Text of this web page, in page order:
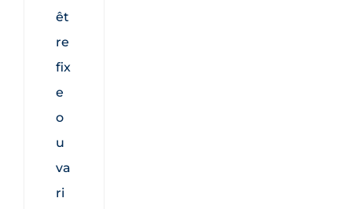
êt
re
fix
e
o
u
va
ri